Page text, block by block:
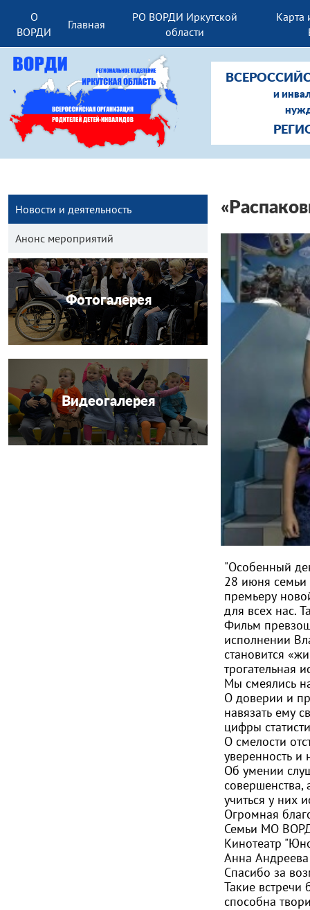
О
ВОРДИ
Главная
РО ВОРДИ Иркутской
области
Карта
и
Новости и деятельность
Анонс мероприятий
Фотогалерея
Видеогалерея
"Особенный
28 июня семьи
премьеру
для всех нас.
Фильм
исполнении
становится
трогательная
Мы смеялись
О доверии и
навязать ему
цифры
О смелости
уверенность и
Об умении
учиться у них
Огромная
Семьи МО
Кинотеатр
Анна Андреева
Спасибо за
Такие
способна